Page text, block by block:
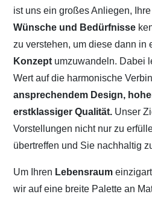
ist uns ein großes Anliegen, Ihre
Wünsche und Bedürfnisse
zu verstehen, um diese dann in
Konzept umzuwandeln. Dabei
Wert auf die harmonische
ansprechendem Design,
erstklassiger Qualität. Unser
Vorstellungen nicht nur zu
übertreffen und Sie nachhaltig
Um Ihren Lebensraum
wir auf eine breite Palette an